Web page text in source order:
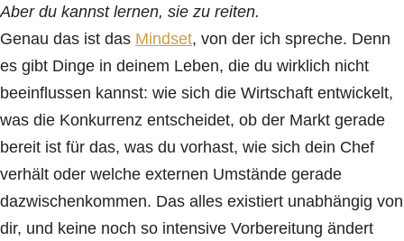
Aber du kannst lernen, sie zu reiten.
Genau das ist das Mindset, von der ich spreche. Denn
es gibt Dinge in deinem Leben, die du wirklich nicht
beeinflussen kannst: wie sich die Wirtschaft entwickelt,
was die Konkurrenz entscheidet, ob der Markt gerade
bereit ist für das, was du vorhast, wie sich dein Chef
verhält oder welche externen Umstände gerade
dazwischenkommen. Das alles existiert unabhängig von
dir, und keine noch so intensive Vorbereitung ändert